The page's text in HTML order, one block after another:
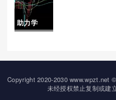
的关系)
助力学
期货开户
（帮助投
Copyright 2020-2030 www.wpzt.net
未经授权禁止复制或建